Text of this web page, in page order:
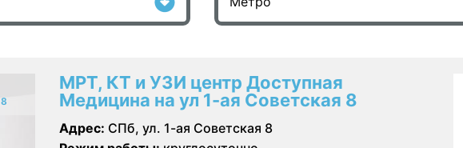
8
МРТ, КТ и УЗИ центр Доступная
Медицина на ул 1-ая Советская 8
Адрес: СПб, ул. 1-ая Советская 8